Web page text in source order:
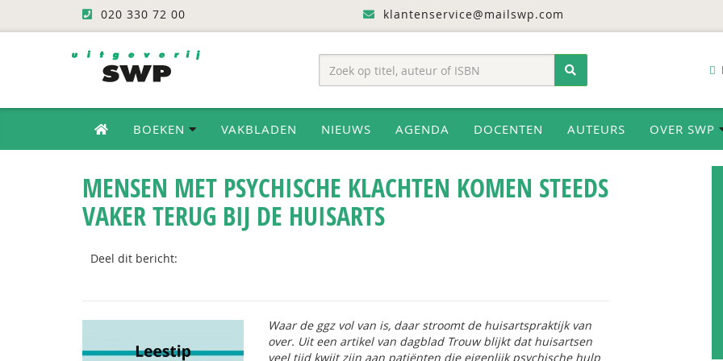
020 330 72 00 klantenservice@mailswp.com
BOEKEN VAKBLADEN NIEUWS AGENDA DOCENTEN AUTEURS OVER SWP
MENSEN MET PSYCHISCHE KLACHTEN KOMEN STEEDS
VAKER TERUG BIJ DE HUISARTS
Deel dit bericht:
Waar de ggz vol van is, daar stroomt de huisartspraktijk van
over. Uit een artikel van dagblad Trouwblijkt dat huisartsen
veel tijd kwijt zijn aan patiënten die eigenlijk psychische hulp